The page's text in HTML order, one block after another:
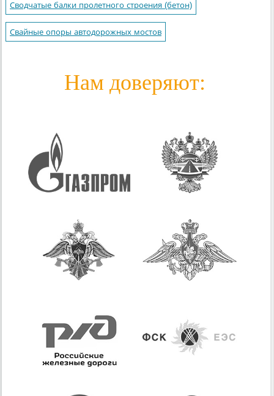
Сводчатые балки пролетного строения (бетон)
Свайные опоры автодорожных мостов
Нам доверяют: